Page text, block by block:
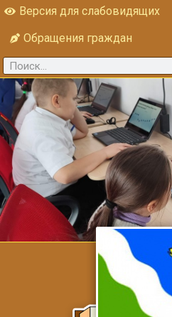
Версия для слабовидящих
Обращения граждан